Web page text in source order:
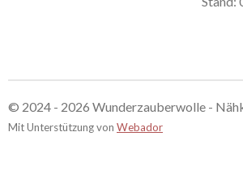
© 2024 - 2026 Wunderzauberwolle -
Mit Unterstützung von Webador